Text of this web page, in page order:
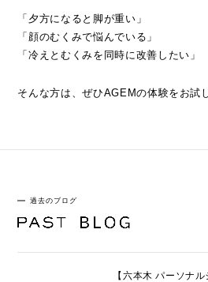
「夕方になると脚が重い」
「顔のむくみで悩んでいる」
「冷えとむくみを同時に改善したい」
そんな方は、ぜひAGEMの体験をお試
過去のブログ
【六本木 パーソナ